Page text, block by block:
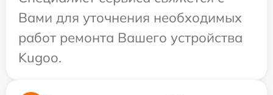
Вами для уточнения необходимых
работ ремонта Вашего устройства
Kugoo.